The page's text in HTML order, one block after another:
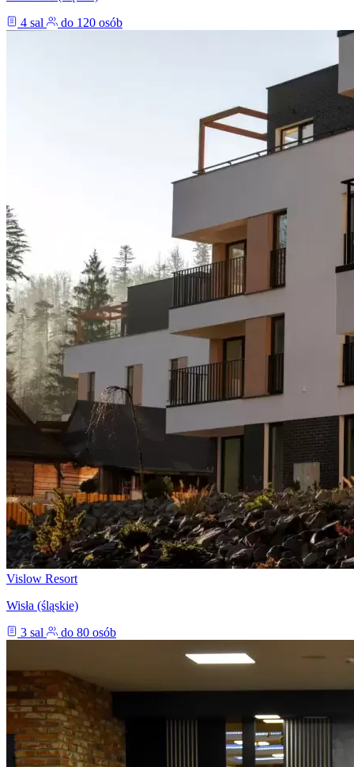
4 sal
do 120 osób
Vislow Resort
Wisła (śląskie)
3 sal
do 80 osób